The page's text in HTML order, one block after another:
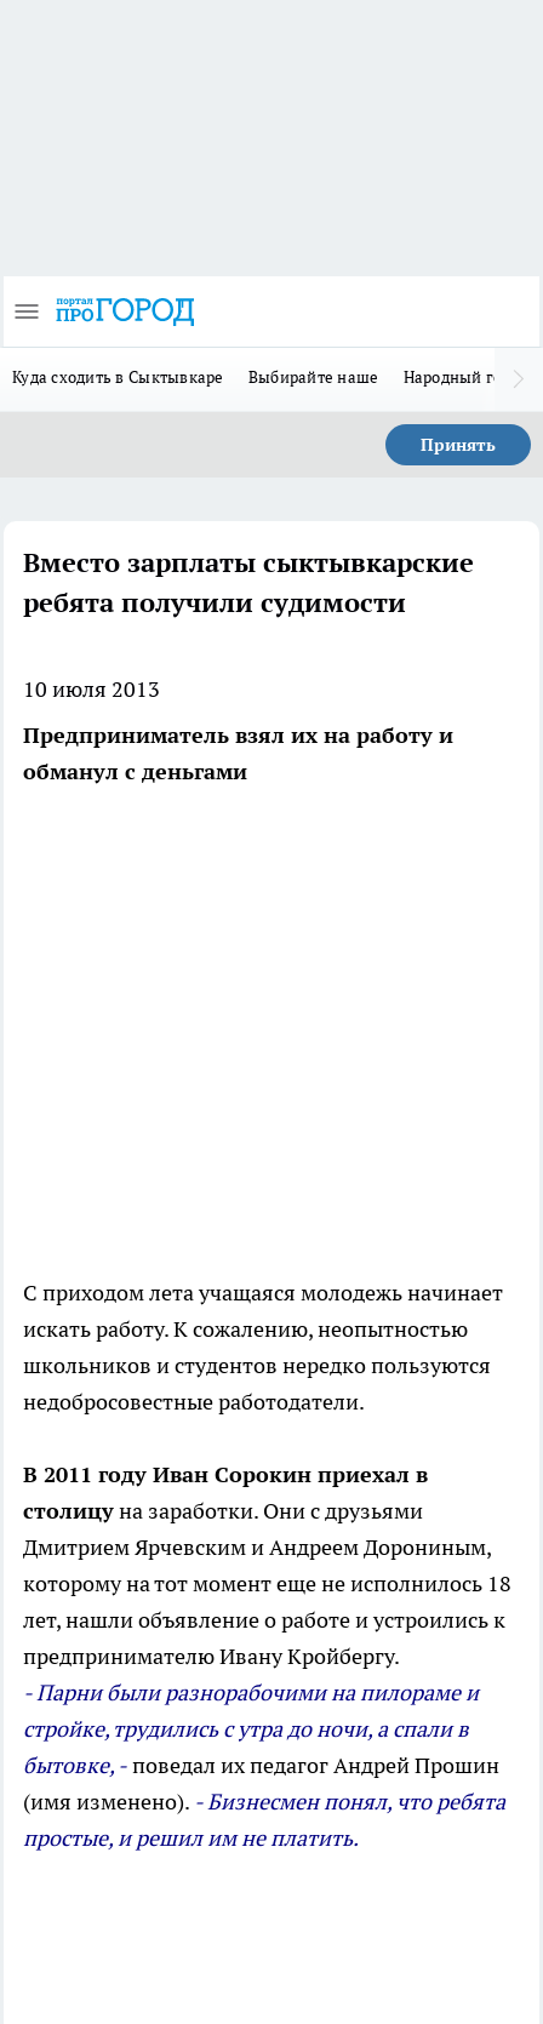
Куда сходить в Сыктывкаре Выбирайте наше Народный герой-
Принять
Вместо зарплаты сыктывкарские
ребята получили судимости
10 июля 2013
Предприниматель взял их на работу и
обманул с деньгами
С приходом лета учащаяся молодежь начинает
искать работу. К сожалению, неопытностью
школьников и студентов нередко пользуются
недобросовестные работодатели.
В 2011 году Иван Сорокин приехал в
столицуна заработки. Они с друзьями
Дмитрием Ярчевским и Андреем Дорониным,
которому на тот момент еще не исполнилось 18
лет, нашли объявление о работе и устроились к
предпринимателю Ивану Кройбергу.
- Парни были разнорабочими на пилораме и
стройке, трудились с утра до ночи, а спали в
бытовке, -поведал их педагог Андрей Прошин
(имя изменено). - Бизнесмен понял, что ребята
простые, и решил им не платить.